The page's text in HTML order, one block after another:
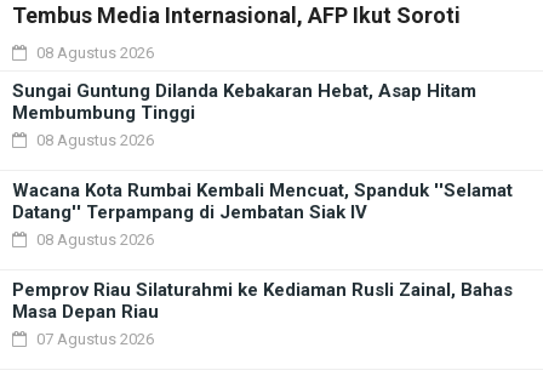
Tembus Media Internasional, AFP Ikut Soroti
08 Agustus 2026
Sungai Guntung Dilanda Kebakaran Hebat, Asap Hitam
Membumbung Tinggi
08 Agustus 2026
Wacana Kota Rumbai Kembali Mencuat, Spanduk ''Selamat
Datang'' Terpampang di Jembatan Siak IV
08 Agustus 2026
Pemprov Riau Silaturahmi ke Kediaman Rusli Zainal, Bahas
Masa Depan Riau
07 Agustus 2026